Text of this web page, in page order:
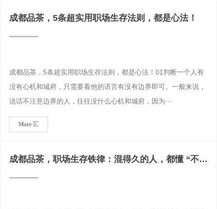
成都品茶，5条超实用职场生存法则，都是心法！
成都品茶，5条超实用职场生存法则，都是心法！01判断一个人有
没有心机和城府，只需要看他的语言有没有边界即可。一般来说，
说话不注意边界的人，往往没什么心机和城府，因为···
More
成都品茶，职场生存铁律：混得久的人，都懂 “不近
不远”，戒掉 5 种软骨头